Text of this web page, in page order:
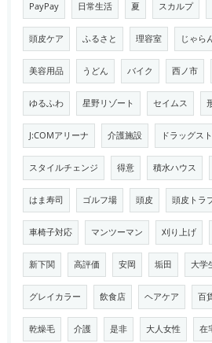
PayPay 日常生活 夏 スカルプ
頭皮ケア ふるさと 理容室 じゃら
美容用品 うどん バイク 西ノ市
ゆるふわ 星野リゾート セイムス
J:COMアリーナ 介護施設 ドラッグス
スタイルチェンジ 得意 積水ハウス
はま寿司 ゴルフ場 頭皮 頭皮トラ
車椅子対応 マンツーマン 刈り上げ
新下関 高評価 安岡 垢田 大学
グレイカラー 飲食店 ヘアケア 百
乾燥毛 介護 是非 大人女性 在